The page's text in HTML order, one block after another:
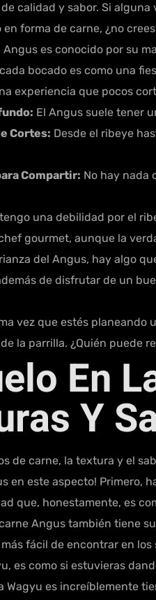
calidad y sabor. Si
forma de carne, ¿no
Angus es conocido por su
bocado es como una
experiencia que pocos
El Angus suele tener
Cortes: Desde el ribeye
Compartir: No hay nada
una debilidad por el
gourmet, aunque la
del Angus, hay algo
de disfrutar de un
vez que estés planeando
la parrilla. ¿Quién puede
En
Y
de carne, la textura y el
en este aspecto! Primero,
que, honestamente, es
Angus también tiene
fácil de encontrar en
es como si estuvieras
Wagyu es increíblemente